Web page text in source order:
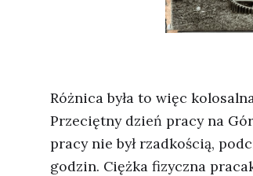
Różnica była to więc
Przeciętny dzień pracy na
pracy nie był rzadkością,
godzin. Ciężka fizyczna